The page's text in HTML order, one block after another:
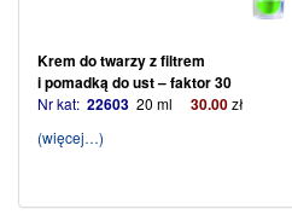
Krem do twarzy z filtrem
i pomadką do ust – faktor 30
Nr kat: 22603 20 ml 30.00zł
(więcej…)